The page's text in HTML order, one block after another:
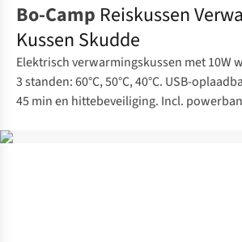
Bo-Camp Reiskussen
Kussen Skudde
Elektrisch verwarmingskussen met 10W
3 standen: 60°C, 50°C, 40°C. USB-
45 min en hittebeveiliging. Incl.